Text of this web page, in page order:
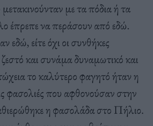
με τα πόδια ή τα
έπρεπε να περάσουν από εδώ.
εδώ, είτε όχι οι συνθήκες
και συνάμα δυναμωτικό και
το καλύτερο φαγητό ήταν η
φασολιές που αφθονούσαν στην
η φασολάδα στο Πήλιο.